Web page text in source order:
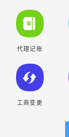
代理记账
工商变更